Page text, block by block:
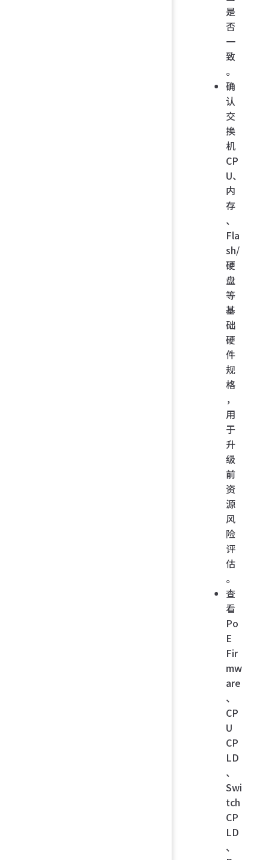
是
否
一
致
。
确
认
交
换
机
CP
U、
内
存
、
Fla
sh/
硬
盘
等
基
础
硬
件
规
格
，
用
于
升
级
前
资
源
风
险
评
估
。
查
看
Po
E
Fir
mw
are
、
CP
U
CP
LD
、
Swi
tch
CP
LD
、